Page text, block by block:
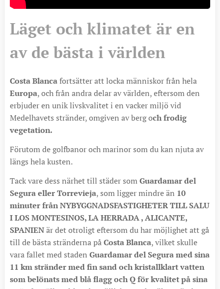
Läget och klimatet är en
av de bästa i världen
Costa Blancafortsätter att locka människor från hela
Europa, och från andra delar av världen, eftersom den
erbjuder en unik livskvalitet i en vacker miljö vid
Medelhavets stränder, omgiven av berg och frodig
vegetation.
Förutom de golfbanor och marinor som du kan njuta av
längs hela kusten.
Tack vare dess närhet till städer somGuardamar del
Segura eller Torrevieja, som ligger mindre än 10
minuter frånNYBYGGNADSFASTIGHETER TILL SALU
I LOS MONTESINOS, LA HERRADA , ALICANTE,
SPANIENär det otroligt eftersom du har möjlighet att gå
till de bästa stränderna påCosta Blanca, vilket skulle
vara fallet med staden Guardamar del Segura med sina
11 km stränder med fin sand och kristallklart vatten
som belönats med blå flagg och Q för kvalitet på sina